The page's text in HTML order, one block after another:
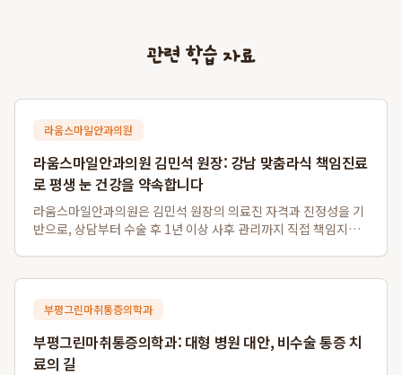
관련 학습 자료
라움스마일안과의원
라움스마일안과의원 김민석 원장: 강남 맞춤라식 책임진료
로 평생 눈 건강을 약속합니다
라움스마일안과의원은 김민석 원장의 의료진 자격과 진정성을 기
반으로, 상담부터 수술 후 1년 이상 사후 관리까지 직접 책임지는
스마일라식, 라섹, 안내렌즈삽...
부평그린마취통증의학과
부평그린마취통증의학과: 대형 병원 대안, 비수술 통증 치
료의 길